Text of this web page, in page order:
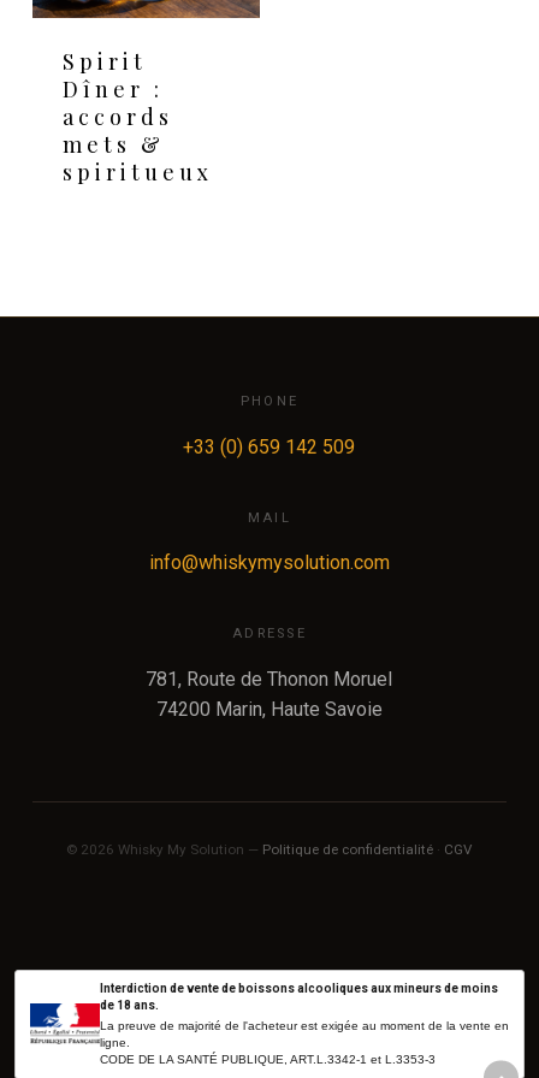
Spirit
Dîner :
accords
mets &
spiritueux
PHONE
+33 (0) 659 142 509
MAIL
info@whiskymysolution.com
ADRESSE
781, Route de Thonon Moruel
74200 Marin, Haute Savoie
© 2026 Whisky My Solution — Politique de confidentialité · CGV
Interdiction de vente de boissons alcooliques aux mineurs de moins
de 18 ans.
La preuve de majorité de l'acheteur est exigée au moment de la vente en
ligne.
CODE DE LA SANTÉ PUBLIQUE, ART.L.3342-1 et L.3353-3